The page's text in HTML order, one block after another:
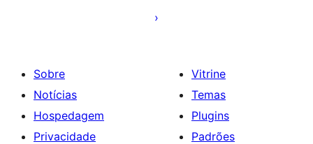
Sobre
Notícias
Hospedagem
Privacidade
Vitrine
Temas
Plugins
Padrões